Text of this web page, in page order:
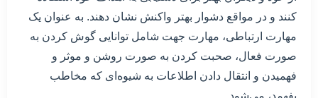
کنند و در مواقع دشوار بهتر واکنش نشان دهند. به عنوان یک
مهارت ارتباطی، مهارت جهت شامل توانایی گوش کردن به
صورت فعال، صحبت کردن به صورت روشن و موثر و
فهمیدن و انتقال دادن اطلاعات به شیوه‌ای که مخاطب
بفهمد، می‌شود.